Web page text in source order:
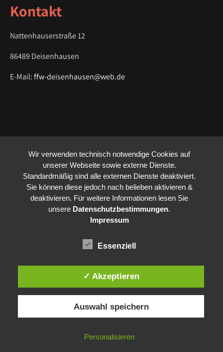
n
Kontakt
Nattenhauserstraße 12
86489 Deisenhausen
E-Mail:ffw-deisenhausen@web.de
Wir verwenden technisch notwendige Cookies auf
unserer Webseite sowie externe Dienste.
Standardmäßig sind alle externen Dienste deaktiviert.
Sie können diese jedoch nach belieben aktivieren &
deaktivieren. Für weitere Informationen lesen Sie
unsere Datenschutzbestimmungen.
Impressum
Essenziell
✓ Akzeptieren
Auswahl speichern
Personalisieren